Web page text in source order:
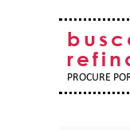
PROCURE